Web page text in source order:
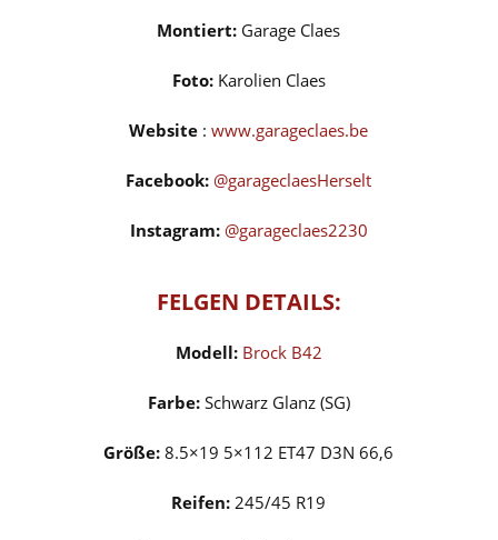
Montiert: Garage Claes
Foto: Karolien Claes
Website :www.garageclaes.be
Facebook: @garageclaesHerselt
Instagram: @garageclaes2230
FELGEN DETAILS:
Modell: Brock B42
Farbe:Schwarz Glanz (SG)
Größe:8.5×19 5×112 ET47 D3N 66,6
Reifen:245/45 R19